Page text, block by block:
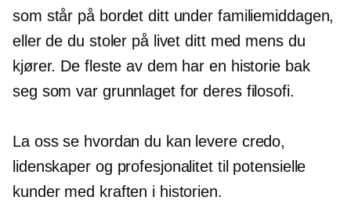
som står på bordet ditt under familiemiddagen,
eller de du stoler på livet ditt med mens du
kjører. De fleste av dem har en historie bak
seg som var grunnlaget for deres filosofi.
La oss se hvordan du kan levere credo,
lidenskaper og profesjonalitet til potensielle
kunder med kraften i historien.